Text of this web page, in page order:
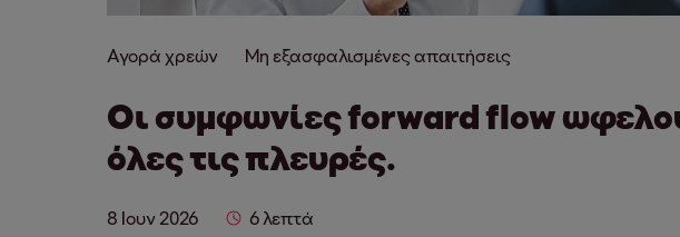
Αγορά χρεών Μη εξασφαλισμένες απαιτήσεις
Οι συμφωνίες forward flow
όλες τις πλευρές.
8 Ιουν 2026 6 λεπτά